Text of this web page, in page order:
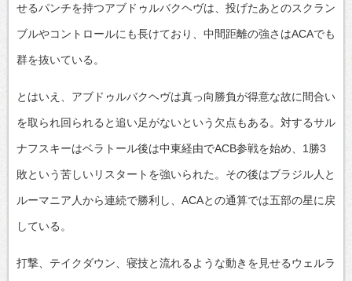
せるパンチを持つアブドゥルバクヘヴは、投げたあとのスクラン
ブルやコントロールにも長けており、中間距離の強さはACAでも
群を抜いている。
とはいえ、アブドゥルバクヘヴは真っ向勝負が得意な故に間合い
を取られ回られると追い足がないという欠点もある。対するサル
ナフスキーはベラトール後は中東経由でACB参戦を始め、1勝3
敗という苦しいリスタートを強いられた。その後はブラジル人と
ルーマニア人から連続で勝利し、ACAとの通算では五部の星に戻
している。
打撃、テイクダウン、寝技と流れるような動きを見せるウェルラ